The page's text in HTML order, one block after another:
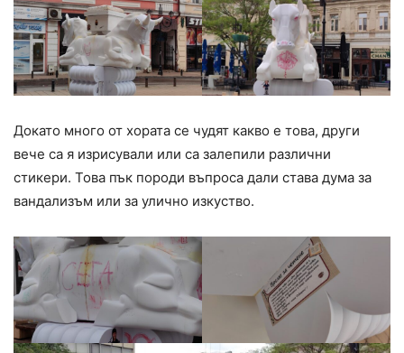
Докато много от хората се чудят какво е това, други
вече са я изрисували или са залепили различни
стикери. Това пък породи въпроса дали става дума за
вандализъм или за улично изкуство.